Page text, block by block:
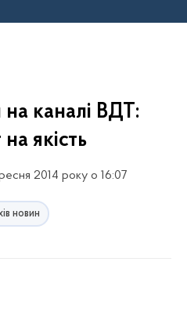
каналі ВДТ:
якість
2014 року о 16:07
новин